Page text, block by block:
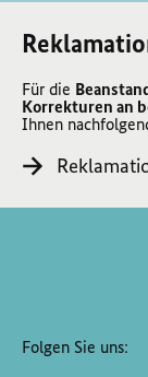
Für die
Korrekturen an
Ihnen
Folgen Sie uns: